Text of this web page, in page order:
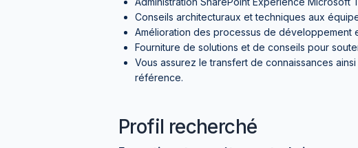
Conseils architecturaux et techniques aux
Amélioration des processus de développement
Fourniture de solutions et de conseils pour
Vous assurez le transfert de connaissances
référence.
Profil recherché